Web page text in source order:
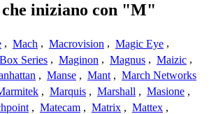
iniziano con "M"
, Mach , Macrovision , Magic Eye ,
Series , Maginon , Magnus , Maizic ,
, Manse , Mant , March Networks
, Marquis , Marshall , Masione ,
, Matecam , Matrix , Mattex ,